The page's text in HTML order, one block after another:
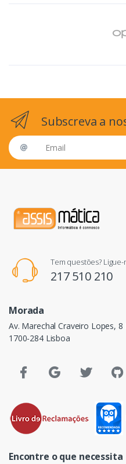
Subscreva a
Email address
Tem questões? Ligue-
217 510 210
Morada
Av. Marechal Craveiro Lopes, 8
1700-284 Lisboa
Encontre o que necessita